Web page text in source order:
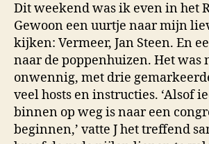
Dit weekend was ik even in het
Gewoon een uurtje naar mijn
kijken: Vermeer, Jan Steen. En
naar de poppenhuizen. Het was
onwennig, met drie
veel hosts en instructies. ‘Alsof
binnen op weg is naar een
beginnen,’ vatte J het treffend